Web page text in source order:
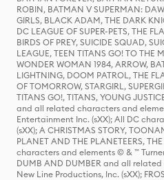
ROBIN, BATMAN V SUPERMAN:
GIRLS, BLACK ADAM, THE DARK
DC LEAGUE OF SUPER-PETS, THE
BIRDS OF PREY, SUICIDE SQUAD,
LEAGUE, TEEN TITANS GO! TO THE
WONDER WOMAN 1984, ARROW,
LIGHTNING, DOOM PATROL, THE
OF TOMORROW, STARGIRL,
TITANS GO!, TITANS, YOUNG
and all related characters and
Entertainment Inc. (sXX); All DC
(sXX); A CHRISTMAS STORY,
PLANET AND THE PLANETEERS,
characters and elements © & ™
DUMB AND DUMBER and all
New Line Productions, Inc. (sXX);